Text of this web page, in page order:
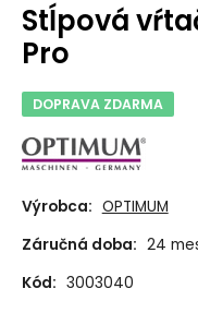
Stĺpová
Pro
DOPRAVA ZDARMA
Výrobca: OPTIMUM
Záručná doba: 24
Kód: 3003040